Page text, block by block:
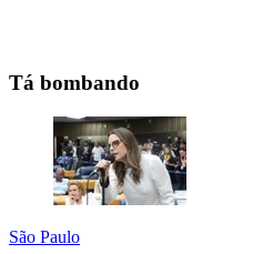
Tá bombando
São Paulo